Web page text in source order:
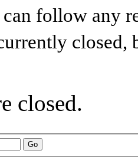
can follow any
closed.